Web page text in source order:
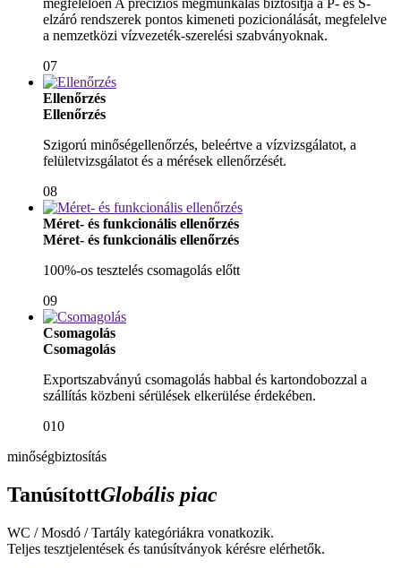
elzáró rendszerek pontos kimeneti pozicionálását, megfelelve
a nemzetközi vízvezeték-szerelési szabványoknak.
07
Ellenőrzés
Ellenőrzés
Szigorú minőségellenőrzés, beleértve a vízvizsgálatot, a
felületvizsgálatot és a mérések ellenőrzését.
08
Méret- és funkcionális ellenőrzés
Méret- és funkcionális ellenőrzés
100%-os tesztelés csomagolás előtt
09
Csomagolás
Csomagolás
Exportszabványú csomagolás habbal és kartondobozzal a
szállítás közbeni sérülések elkerülése érdekében.
010
minőségbiztosítás
TanúsítottGlobális piac
WC / Mosdó / Tartály kategóriákra vonatkozik.
Teljes tesztjelentések és tanúsítványok kérésre elérhetők.